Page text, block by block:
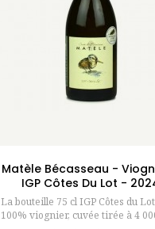
Matèle Bécasseau -
IGP Côtes Du Lot -
La bouteille 75 cl IGP Côtes du Lot
100% viognier, cuvée tirée à 4